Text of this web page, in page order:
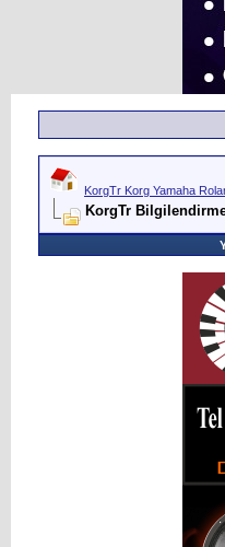
KorgTr Korg Yamaha
KorgTr